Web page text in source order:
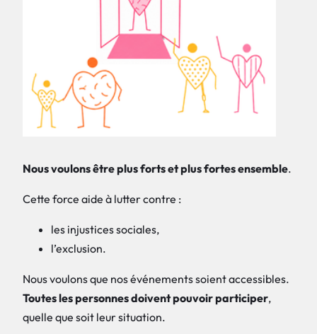
Nous voulons être plus forts et plus fortes ensemble.
Cette force aide à lutter contre :
les injustices sociales,
l’exclusion.
Nous voulons que nos événements soient accessibles.
Toutes les personnes doivent pouvoir participer,
quelle que soit leur situation.